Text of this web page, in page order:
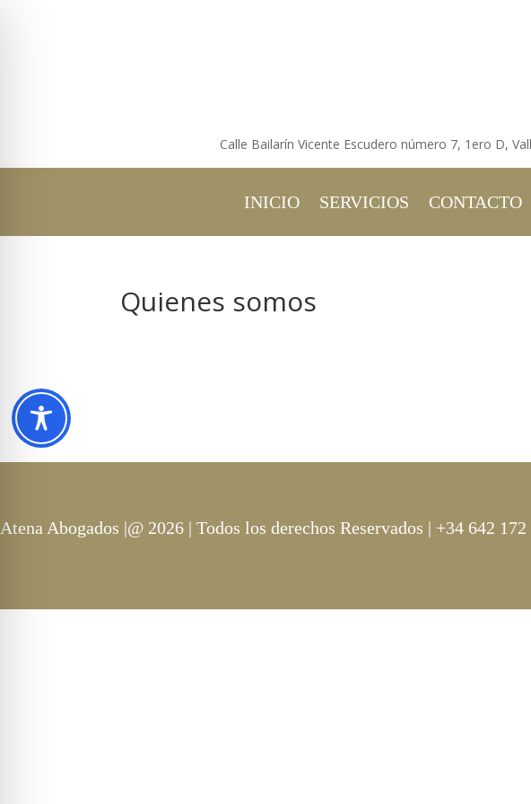
Calle Bailarín Vicente Escudero número 7, 1ero D,
INICIO SERVICIOS CONTACTO
Quienes somos
Atena Abogados |@ 2026 | Todos los derechos Reservados | +34 642